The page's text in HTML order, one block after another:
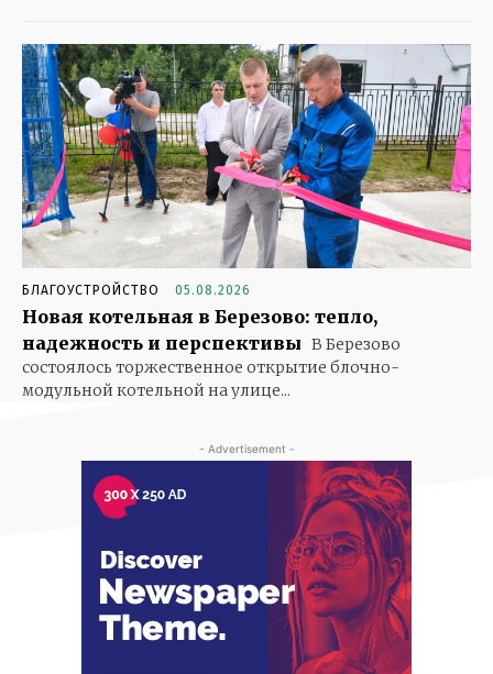
БЛАГОУСТРОЙСТВО 05.08.2026
Новая котельная в Березово: тепло,
надежность и перспективы В Березово
состоялось торжественное открытие блочно-
модульной котельной на улице...
- Advertisement -